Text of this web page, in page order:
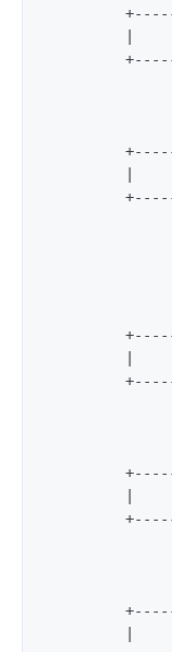
|
|
|
|